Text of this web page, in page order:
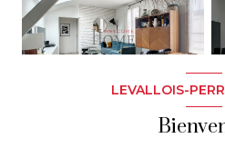
LEVALLOIS-